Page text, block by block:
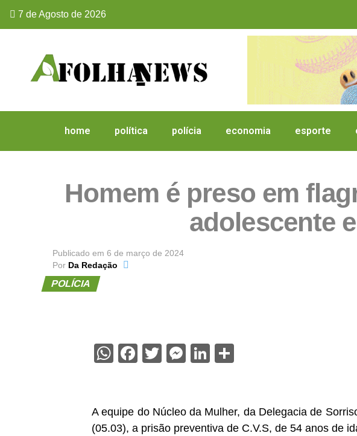
7 de Agosto de 2026
home política polícia economia esporte
Homem é preso em
adolescente
Publicado em 6 de março de 2024
Por Da Redação
POLÍCIA
WhatsApp
Facebook
TwitterMessenger
LinkedIn
A equipe do Núcleo da Mulher, da Delegacia de
(05.03), a prisão preventiva de C.V.S, de 54 anos de